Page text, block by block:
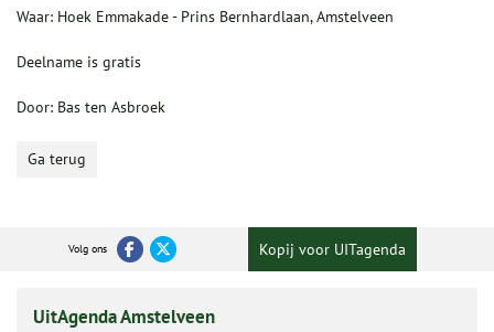
Waar: Hoek Emmakade - Prins Bernhardlaan, Amstelveen
Deelname is gratis
Door: Bas ten Asbroek
Ga terug
Volg ons Kopij voor UITagenda
UitAgenda Amstelveen